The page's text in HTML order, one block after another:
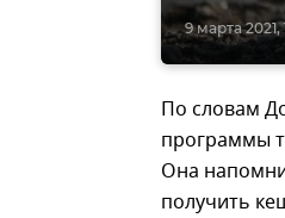
9 марта 2021,
По словам
программы
Она
получить